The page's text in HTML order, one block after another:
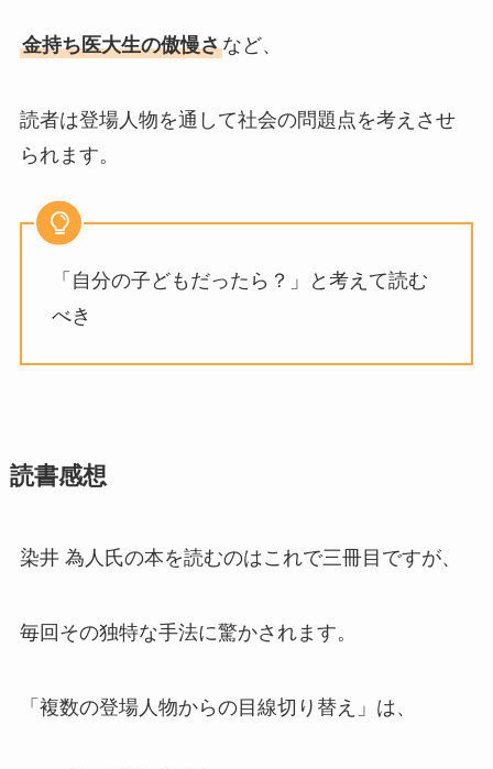
金持ち医大生の傲慢さなど、
読者は登場人物を通して社会の問題点を考えさせ
られます。
「自分の子どもだったら？」と考えて読む
べき
読書感想
染井 為人氏の本を読むのはこれで三冊目ですが、
毎回その独特な手法に驚かされます。
「複数の登場人物からの目線切り替え」は、